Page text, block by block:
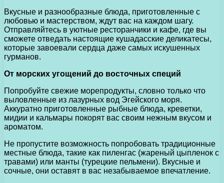
Вкусные и разнообразные блюда, приготовленные с
любовью и мастерством, ждут вас на каждом шагу.
Отправляйтесь в уютные ресторанчики и кафе, где вы
сможете отведать настоящие кушадасские деликатесы,
которые завоевали сердца даже самых искушенных
гурманов.
От морских угощений до восточных специй
Попробуйте свежие морепродукты, словно только что
выловленные из лазурных вод Эгейского моря.
Аккуратно приготовленные рыбные блюда, креветки,
мидии и кальмары покорят вас своим нежным вкусом и
ароматом.
Не пропустите возможность попробовать традиционные
местные блюда, такие как пиленгас (жареный цыпленок с
травами) или манты (турецкие пельмени). Вкусные и
сочные, они оставят в вас незабываемое впечатление.